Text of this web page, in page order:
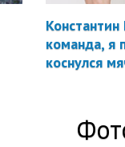
Константин
команда, я
коснулся